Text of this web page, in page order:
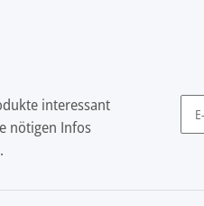
interessant
nötigen Infos
.